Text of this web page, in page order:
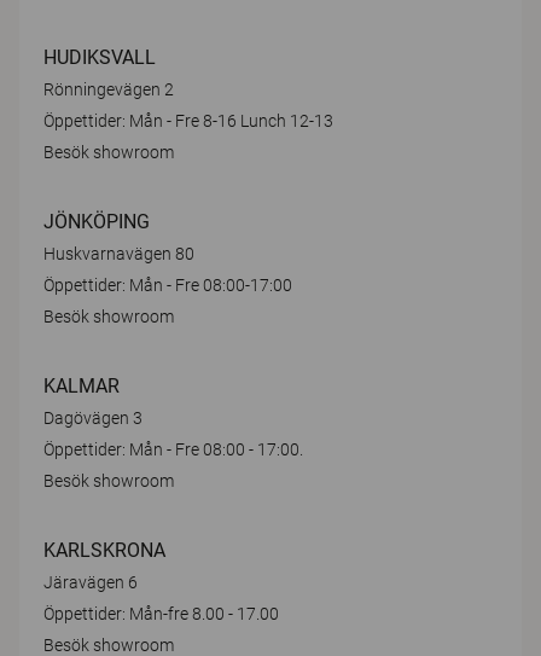
HUDIKSVALL
Rönningevägen 2
Öppettider: Mån - Fre 8-16 Lunch 12-13
Besök showroom
JÖNKÖPING
Huskvarnavägen 80
Öppettider: Mån - Fre 08:00-17:00
Besök showroom
KALMAR
Dagövägen 3
Öppettider: Mån - Fre 08:00 - 17:00.
Besök showroom
KARLSKRONA
Järavägen 6
Öppettider: Mån-fre 8.00 - 17.00
Besök showroom